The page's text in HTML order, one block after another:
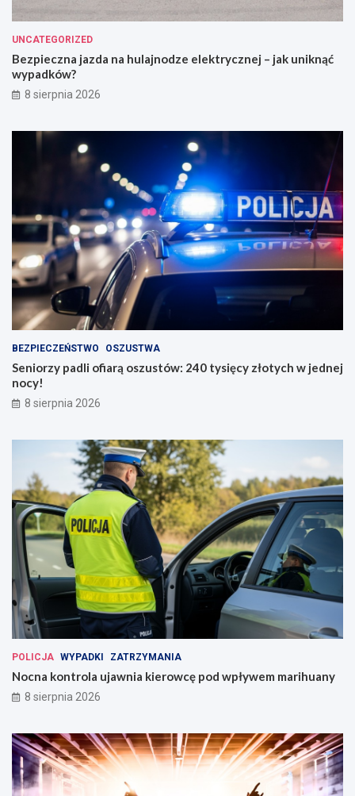
UNCATEGORIZED
Bezpieczna jazda na hulajnodze elektrycznej – jak uniknąć
wypadków?
8 sierpnia 2026
BEZPIECZEŃSTWO OSZUSTWA
Seniorzy padli ofiarą oszustów: 240 tysięcy złotych w jednej
nocy!
8 sierpnia 2026
POLICJA WYPADKI ZATRZYMANIA
Nocna kontrola ujawnia kierowcę pod wpływem marihuany
8 sierpnia 2026